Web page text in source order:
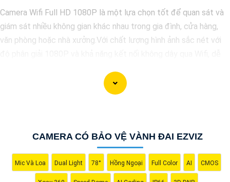
Camera Wifi Full HD 1080P là một lựa chọn tốt để quan sát và
giám sát nhiều không gian khác nhau trong gia đình, cửa hàng,
văn phòng hoặc nhà xưởng.Với chất lượng hình ảnh sắc nét với
CAMERA CÓ BẢO VỆ VÀNH ĐAI EZVIZ
Mic Và Loa Dual Light 78° Hồng Ngoại Full Color AI CMOS